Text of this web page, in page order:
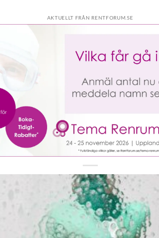
AKTUELLT FRÅN RENTFORUM.SE